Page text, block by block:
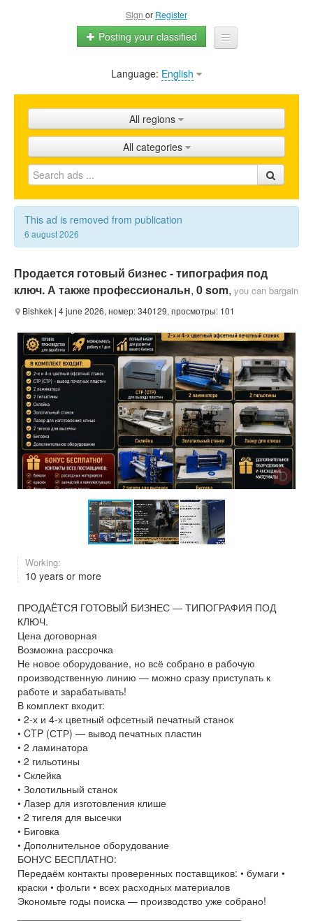
Sign or Register
Posting your classified
Home
Shops
Promotion
FAQ
Blog
Language: English
All regions
All categories
This ad is removed from publication
6 august 2026
Продается готовый бизнес - типография под
ключ. А также профессиональн, 0 som, you can bargain
Bishkek | 4 june 2026, номер: 340129, просмотры: 101
Working:
10 years or more
ПРОДАЁТСЯ ГОТОВЫЙ БИЗНЕС — ТИПОГРАФИЯ ПОД
КЛЮЧ.
Цена договорная
Возможна рассрочка
Не новое оборудование, но всё собрано в рабочую
производственную линию — можно сразу приступать к
работе и зарабатывать!
В комплект входит:
• 2-х и 4-х цветный офсетный печатный станок
• CTP (СТР) — вывод печатных пластин
• 2 ламинатора
• 2 гильотины
• Склейка
• Золотильный станок
• Лазер для изготовления клише
• 2 тигеля для высечки
• Биговка
• Дополнительное оборудование
БОНУС БЕСПЛАТНО:
Передаём контакты проверенных поставщиков: • бумаги •
краски • фольги • всех расходных материалов
Экономьте годы поиска — производство уже собрано!